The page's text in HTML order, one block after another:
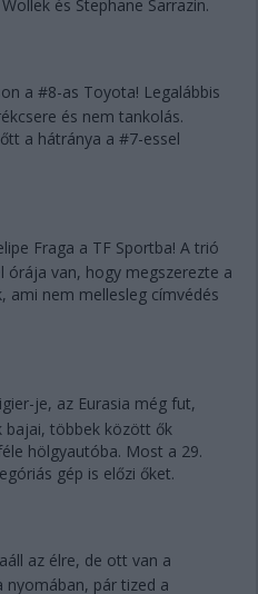
és Stephane Sarrazin.
a #8-as Toyota! Legalábbis
és nem tankolás.
a hátránya a #7-essel
Fraga a TF Sportba! A trió
órája van, hogy megszerezte a
ami nem mellesleg címvédés
je, az Eurasia még fut,
bajai, többek között ők
hölgyautóba. Most a 29.
gép is előzi őket.
az élre, de ott van a
nyomában, pár tized a